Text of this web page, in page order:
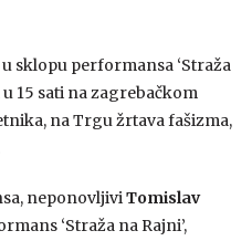
u sklopu performansa ‘Straža
u 15 sati na zagrebačkom
na Trgu žrtava fašizma,
neponovljiviTomislav
‘Straža na Rajni’,